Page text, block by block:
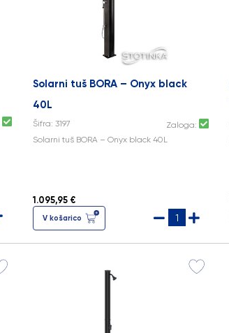
Solarni tuš BORA – Onyx black
40L
Šifra: 3197
Zaloga:
Solarni tuš BORA – Onyx black 40L
1.095,95 €
V košarico